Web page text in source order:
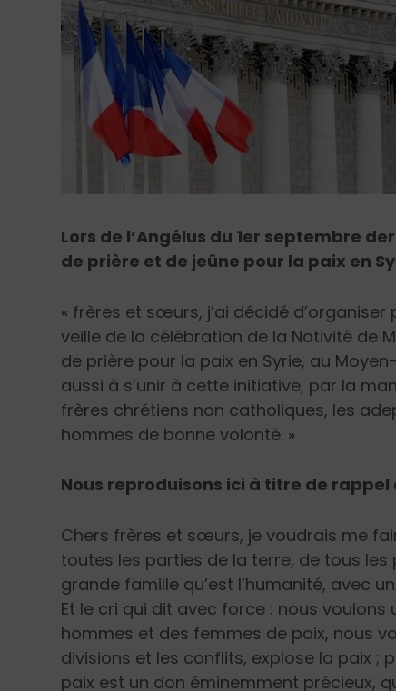
Lors de l’Angélus du 1er septembre
de prière et de jeûne pour la paix en
« frères et sœurs, j’ai décidé
veille de la célébration de la Nativité de
de prière pour la paix en Syrie, au
aussi à s’unir à cette initiative, par la
frères chrétiens non catholiques, les
hommes de bonne volonté. »
Nous reproduisons ici à titre de
Chers frères et sœurs, je voudrais me
toutes les parties de la terre, de tous
grande famille qu’est l’humanité, avec
Et le cri qui dit avec force : nous
hommes et des femmes de paix, nous
divisions et les conflits, explose la paix ;
paix est un don éminemment précieux,